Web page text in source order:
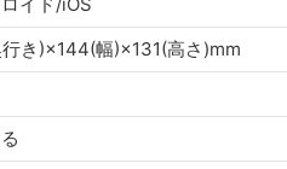
き)×144(幅)×131(高さ)mm